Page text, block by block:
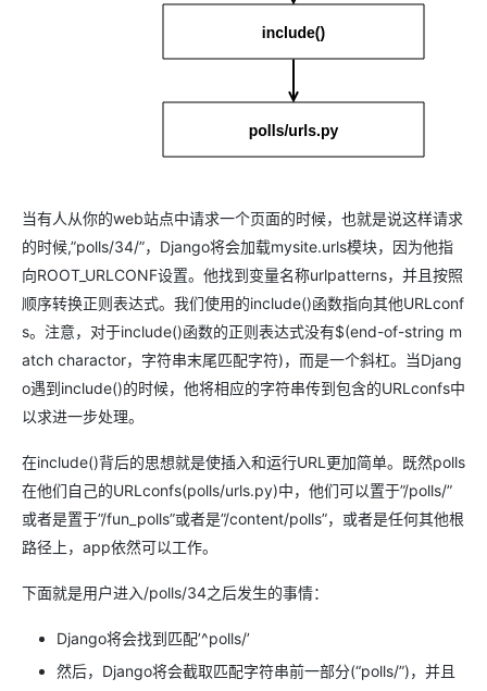
当有人从你的web站点中请求一个页面的时候，也就是说这样请求
的时候,”polls/34/”，Django将会加载mysite.urls模块，因为他指
向ROOT_URLCONF设置。他找到变量名称urlpatterns，并且按照
顺序转换正则表达式。我们使用的include()函数指向其他URLconf
s。注意，对于include()函数的正则表达式没有$(end-of-string m
atch charactor，字符串末尾匹配字符)，而是一个斜杠。当Djang
o遇到include()的时候，他将相应的字符串传到包含的URLconfs中
以求进一步处理。
在include()背后的思想就是使插入和运行URL更加简单。既然polls
在他们自己的URLconfs(polls/urls.py)中，他们可以置于”/polls/”
或者是置于”/fun_polls”或者是”/content/polls”，或者是任何其他根
路径上，app依然可以工作。
下面就是用户进入/polls/34之后发生的事情：
Django将会找到匹配’^polls/’
然后，Django将会截取匹配字符串前一部分(“polls/”)，并且